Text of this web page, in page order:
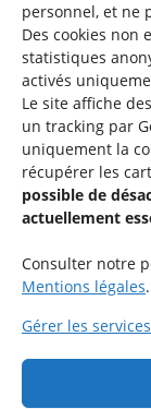
personnel, et ne
Des cookies non
statistiques
activés
Le site affiche
un tracking par
uniquement la
récupérer les
possible de
actuellement
Consulter notre
Mentions légales.
Gérer les services
Une offre du
Service national
48-50 rue Charles
Rejoignez le